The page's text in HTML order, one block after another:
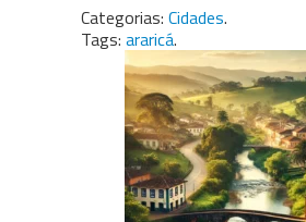
Categorias: Cidades.
Tags: araricá.